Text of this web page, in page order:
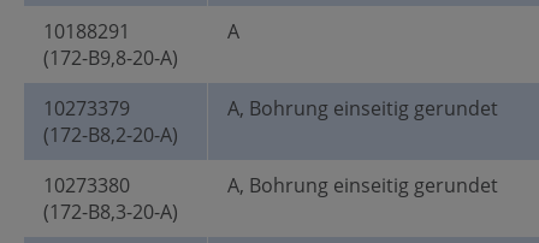
10188291
(172-B9,8-20-A)
A
10273379
(172-B8,2-20-A)
A, Bohrung einseitig gerundet
10273380
(172-B8,3-20-A)
A, Bohrung einseitig gerundet